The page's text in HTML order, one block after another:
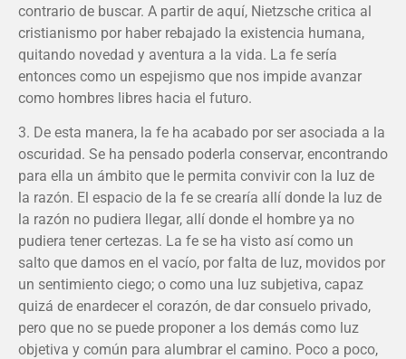
contrario de buscar. A partir de aquí, Nietzsche critica al
cristianismo por haber rebajado la existencia humana,
quitando novedad y aventura a la vida. La fe sería
entonces como un espejismo que nos impide avanzar
como hombres libres hacia el futuro.
3. De esta manera, la fe ha acabado por ser asociada a la
oscuridad. Se ha pensado poderla conservar, encontrando
para ella un ámbito que le permita convivir con la luz de
la razón. El espacio de la fe se crearía allí donde la luz de
la razón no pudiera llegar, allí donde el hombre ya no
pudiera tener certezas. La fe se ha visto así como un
salto que damos en el vacío, por falta de luz, movidos por
un sentimiento ciego; o como una luz subjetiva, capaz
quizá de enardecer el corazón, de dar consuelo privado,
pero que no se puede proponer a los demás como luz
objetiva y común para alumbrar el camino. Poco a poco,